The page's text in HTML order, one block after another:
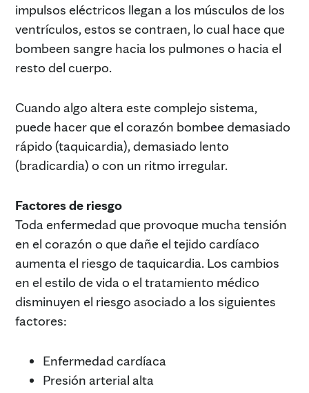
impulsos eléctricos llegan a los músculos de los
ventrículos, estos se contraen, lo cual hace que
bombeen sangre hacia los pulmones o hacia el
resto del cuerpo.
Cuando algo altera este complejo sistema,
puede hacer que el corazón bombee demasiado
rápido (taquicardia), demasiado lento
(bradicardia) o con un ritmo irregular.
Factores de riesgo
Toda enfermedad que provoque mucha tensión
en el corazón o que dañe el tejido cardíaco
aumenta el riesgo de taquicardia. Los cambios
en el estilo de vida o el tratamiento médico
disminuyen el riesgo asociado a los siguientes
factores:
Enfermedad cardíaca
Presión arterial alta